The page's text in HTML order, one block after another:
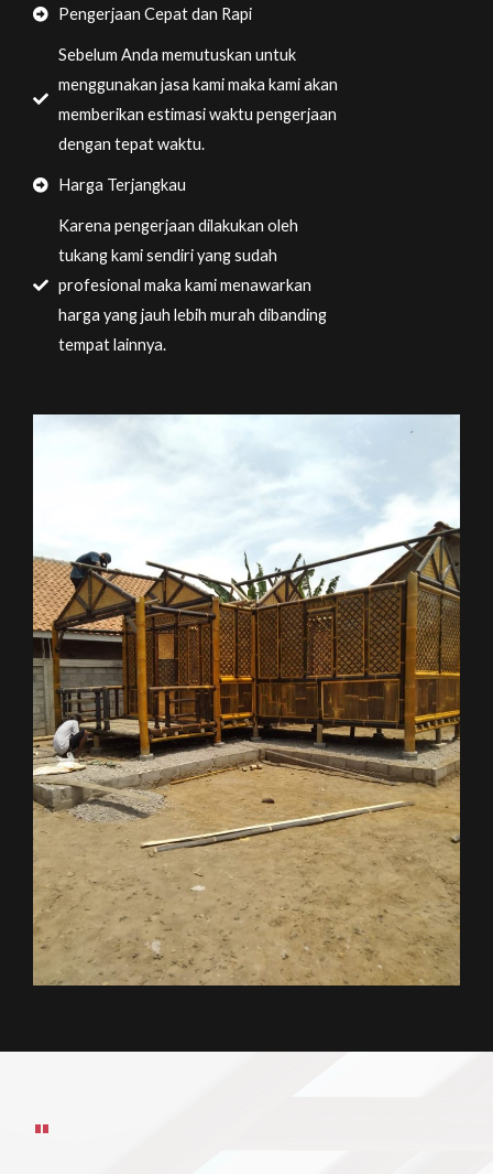
Pengerjaan Cepat dan Rapi
Sebelum Anda memutuskan untuk
menggunakan jasa kami maka kami akan
memberikan estimasi waktu pengerjaan
dengan tepat waktu.
Harga Terjangkau
Karena pengerjaan dilakukan oleh
tukang kami sendiri yang sudah
profesional maka kami menawarkan
harga yang jauh lebih murah dibanding
tempat lainnya.
"